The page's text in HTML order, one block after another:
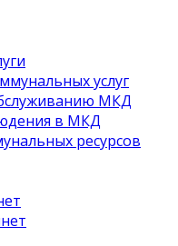
услуг
МКД
в МКД
ресурсов